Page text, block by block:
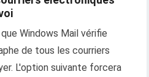
Windows Mail vérifie
de tous les courriers
L'option suivante forcera